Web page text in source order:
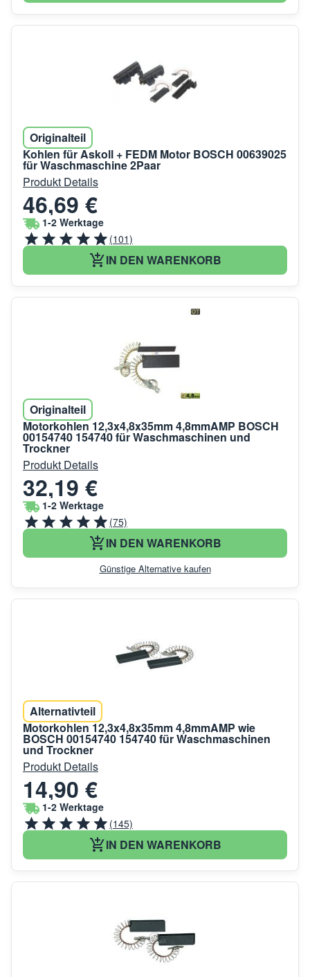
Originalteil
Kohlen für Askoll + FEDM Motor BOSCH 00639025
für Waschmaschine 2Paar
Produkt Details
46,69 €
1-2 Werktage
(101)
IN DEN WARENKORB
Originalteil
Motorkohlen 12,3x4,8x35mm 4,8mmAMP BOSCH
00154740 154740 für Waschmaschinen und
Trockner
Produkt Details
32,19 €
1-2 Werktage
(75)
IN DEN WARENKORB
Günstige Alternative kaufen
Alternativteil
Motorkohlen 12,3x4,8x35mm 4,8mmAMP wie
BOSCH 00154740 154740 für Waschmaschinen
und Trockner
Produkt Details
14,90 €
1-2 Werktage
(145)
IN DEN WARENKORB